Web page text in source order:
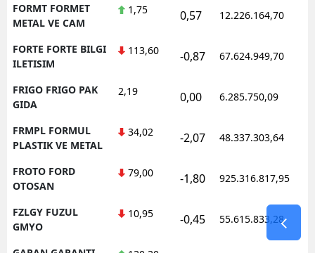
FORMT FORMET
METAL VE CAM
1,75 0,57 12.226.164,70
FORTE FORTE BILGI
ILETISIM
113,60 -0,87 67.624.949,70
FRIGO FRIGO PAK
GIDA
2,19 0,00 6.285.750,09
FRMPL FORMUL
PLASTIK VE METAL
34,02 -2,07 48.337.303,64
FROTO FORD
OTOSAN
79,00 -1,80 925.316.817,95
FZLGY FUZUL
GMYO
10,95 -0,45 55.615.833,28